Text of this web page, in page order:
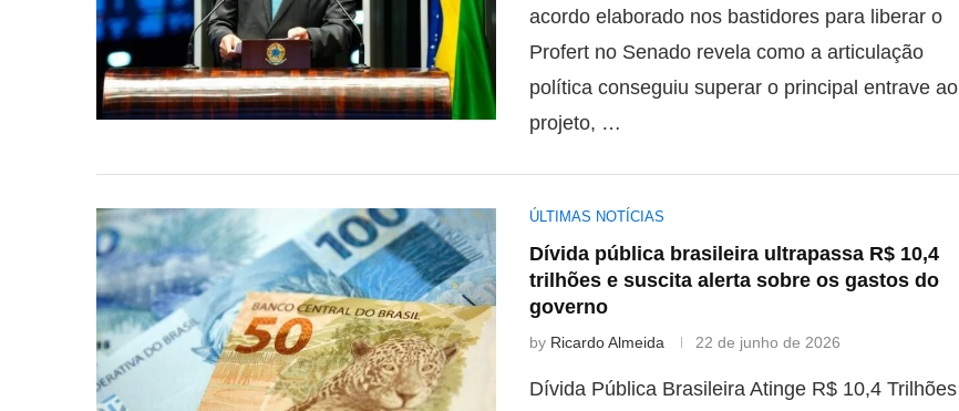
acordo elaborado nos bastidores para liberar o
Profert no Senado revela como a articulação
política conseguiu superar o principal entrave ao
projeto, …
ÚLTIMAS NOTÍCIAS
Dívida pública brasileira ultrapassa R$ 10,4
trilhões e suscita alerta sobre os gastos do
governo
by Ricardo Almeida 22 de junho de 2026
Dívida Pública Brasileira Atinge R$ 10,4 Trilhões